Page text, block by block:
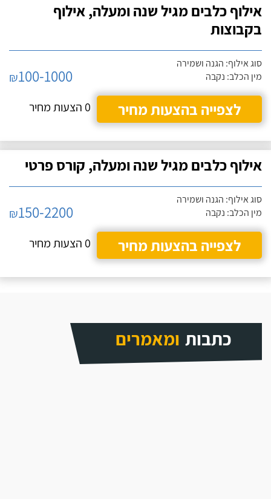
אילוף כלבים מגיל שנה ומעלה, אילוף
בקבוצות
סוג אילוף: הגנה ושמירה
מין הכלב: נקבה
₪100-1000
לצפייה בהצעות מחיר
0 הצעות מחיר
אילוף כלבים מגיל שנה ומעלה, קורס פרטי
סוג אילוף: הגנה ושמירה
מין הכלב: נקבה
₪150-2200
לצפייה בהצעות מחיר
0 הצעות מחיר
כתבות ומאמרים